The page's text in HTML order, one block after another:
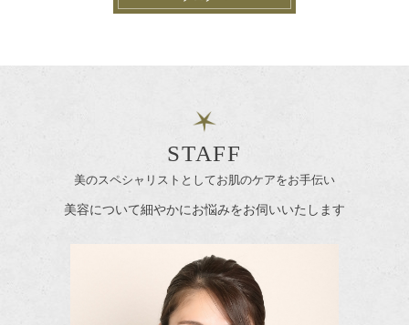
美のスペシャリストとしてお肌のケアをお手伝い
STAFF
美容について細やかにお悩みをお伺いいたします